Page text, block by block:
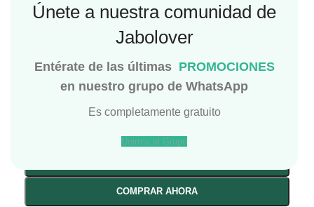
Únete a nuestra comunidad de
Jabolover
Entérate de las últimas PROMOCIONES
en nuestro grupo de WhatsApp
Es completamente gratuito
Unirme al Grupo
Diente de león en Polvo
JaboCoins de producto : 2Puntos
S/9.50
COMPRAR AHORA